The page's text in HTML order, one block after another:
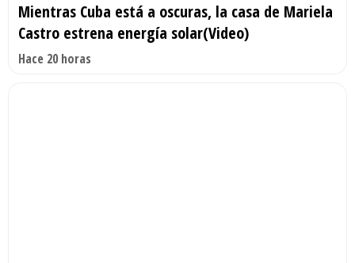
Mientras Cuba está a oscuras, la casa de Mariela
Castro estrena energía solar(Video)
Hace 20 horas